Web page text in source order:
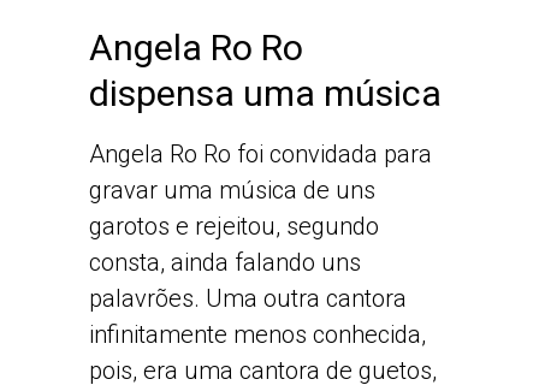
Angela Ro Ro
dispensa uma música
Angela Ro Ro foi convidada para
gravar uma música de uns
garotos e rejeitou, segundo
consta, ainda falando uns
palavrões. Uma outra cantora
infinitamente menos conhecida,
pois, era uma cantora de guetos,